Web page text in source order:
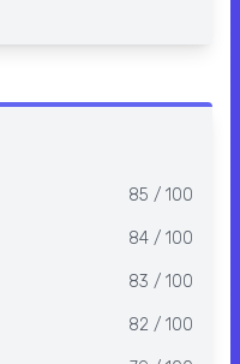
85 / 100
84 / 100
83 / 100
82 / 100